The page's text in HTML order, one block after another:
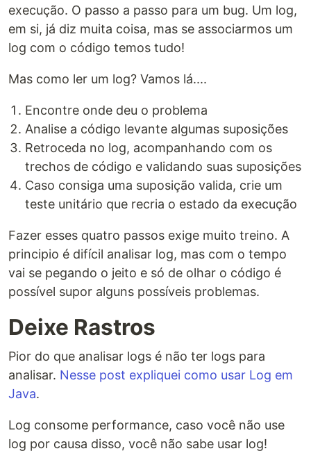
execução. O passo a passo para um bug. Um log,
em si, já diz muita coisa, mas se associarmos um
log com o código temos tudo!
Mas como ler um log? Vamos lá....
Encontre onde deu o problema
Analise a código levante algumas suposições
Retroceda no log, acompanhando com os
trechos de código e validando suas suposições
Caso consiga uma suposição valida, crie um
teste unitário que recria o estado da execução
Fazer esses quatro passos exige muito treino. A
principio é difícil analisar log, mas com o tempo
vai se pegando o jeito e só de olhar o código é
possível supor alguns possíveis problemas.
Deixe Rastros
Pior do que analisar logs é não ter logs para
analisar. Nesse post expliquei como usar Log em
Java.
Log consome performance, caso você não use
log por causa disso, você não sabe usar log!